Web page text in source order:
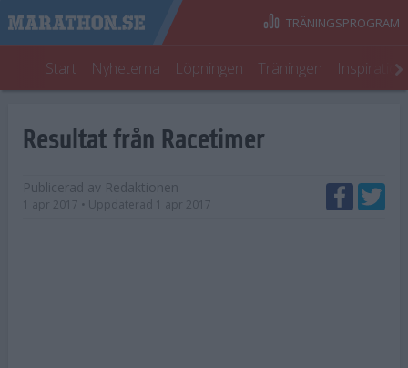
Start Nyheterna Löpningen Träningen
TRÄNINGSPROGRAM
Resultat från Racetimer
Publicerad av Redaktionen
1 apr 2017 • Uppdaterad 1 apr 2017